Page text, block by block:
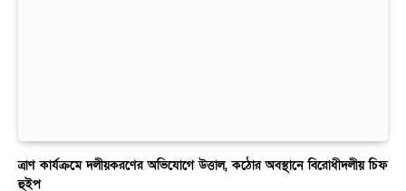
ত্রাণ কার্যক্রমে দলীয়করণের অভিযোগে উত্তাল, কঠোর অবস্থানে বিরোধীদলীয় চিফ
হুইপ